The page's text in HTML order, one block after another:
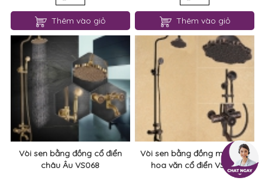
Thêm vào giỏ Thêm vào giỏ
Vòi sen bằng đồng cổ điển
châu Âu VS068
Vòi sen bằng đồng màu đen
hoa văn cổ điển VS069